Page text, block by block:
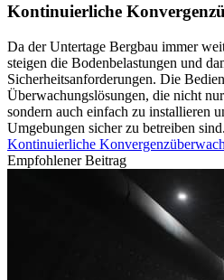
Kontinuierliche
Da der Untertage Bergbau immer
steigen die Bodenbelastungen und
Sicherheitsanforderungen. Die
Überwachungslösungen, die nicht
sondern auch einfach zu installieren
Umgebungen sicher zu betreiben sind.
Kontinuierliche
Empfohlener Beitrag